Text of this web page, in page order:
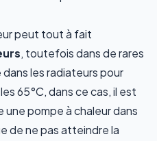
peut tout à fait
, toutefois dans de rares
les radiateurs pour
65°C, dans ce cas, il est
pompe à chaleur dans
de ne pas atteindre la